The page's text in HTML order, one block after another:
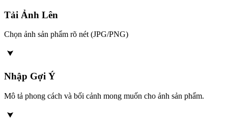
Tải Ảnh Lên
Chọn ảnh sản phẩm rõ nét (JPG/PNG)
Nhập Gợi Ý
Mô tả phong cách và bối cảnh mong muốn cho ảnh sản phẩm.